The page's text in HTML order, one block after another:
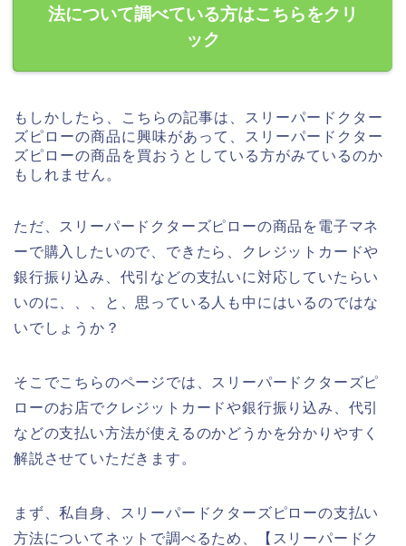
法について調べている方はこちらをクリ
ック
もしかしたら、こちらの記事は、スリーパードクター
ズピローの商品に興味があって、スリーパードクター
ズピローの商品を買おうとしている方がみているのか
もしれません。
ただ、スリーパードクターズピローの商品を電子マネ
ーで購入したいので、できたら、クレジットカードや
銀行振り込み、代引などの支払いに対応していたらい
いのに、、、と、思っている人も中にはいるのではな
いでしょうか？
そこでこちらのページでは、スリーパードクターズピ
ローのお店でクレジットカードや銀行振り込み、代引
などの支払い方法が使えるのかどうかを分かりやすく
解説させていただきます。
まず、私自身、スリーパードクターズピローの支払い
方法についてネットで調べるため、【スリーパードク